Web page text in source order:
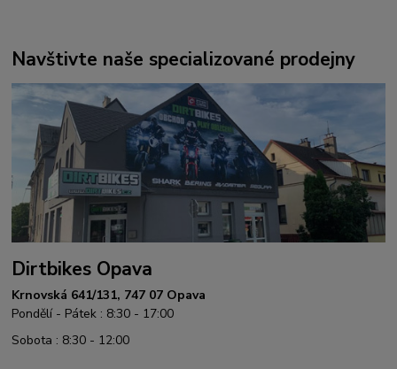
Navštivte naše specializované prodejny
Dirtbikes Opava
Krnovská 641/131, 747 07 Opava
Pondělí - Pátek : 8:30 - 17:00
Sobota : 8:30 - 12:00